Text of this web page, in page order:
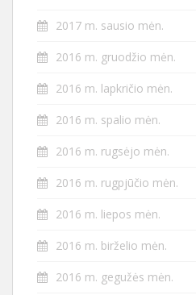
2017 m. sausio mėn.
2016 m. gruodžio mėn.
2016 m. lapkričio mėn.
2016 m. spalio mėn.
2016 m. rugsėjo mėn.
2016 m. rugpjūčio mėn.
2016 m. liepos mėn.
2016 m. birželio mėn.
2016 m. gegužės mėn.